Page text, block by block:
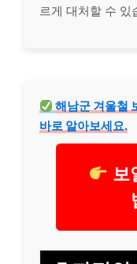
르게 대처할 수 있
해남군 겨울철
바로 알아보세요.
보